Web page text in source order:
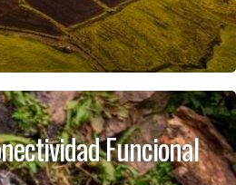
Funcional